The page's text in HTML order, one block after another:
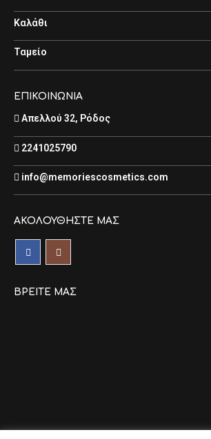
Καλάθι
Ταμείο
ΕΠΙΚΟΙΝΩΝΙΑ
Απελλού 32, Ρόδος
2241025790
info@memoriescosmetics.com
ΑΚΟΛΟΥΘΉΣΤΕ ΜΑΣ
ΒΡΕΊΤΕ ΜΑΣ